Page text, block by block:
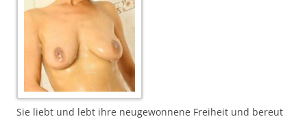
Sie liebt und lebt ihre neugewonnene Freiheit und bereut